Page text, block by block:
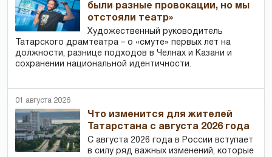
были разные провокации, но мы
отстояли театр»
Художественный руководитель
Татарского драмтеатра – о «смуте» первых лет на
должности, разнице подходов в Челнах и Казани и
сохранении национальной идентичности.
01 августа 2026
Что изменится для жителей
Татарстана с августа 2026 года
С августа 2026 года в России вступает
в силу ряд важных изменений, которые